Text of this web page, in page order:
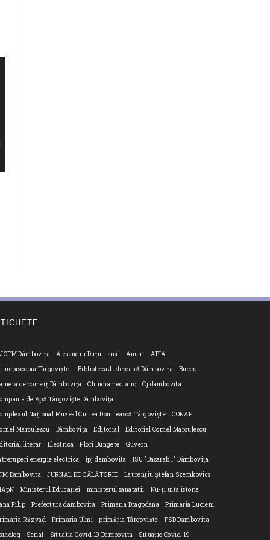
Dâmbovița Alesandru Duțu anaf Anunt
APIA
Târgoviștei
Biblioteca Județeană Dâmbovița
Bucegi
de comerț Dâmbovița
Chindiamedia.ro
Cj dambovita
de Apă Târgoviște Dâmbovița
Național Muzeal Curtea Domnească Târgoviște
CONAF
Marculescu
Dâmbovița Editorial
Editorial Cornel Marculescu
literar
Electrica Flori Bungete
Guvern
energie electrica
ipj dambovita
ISU "Basarab I" Dâmbovița
Dambovita
JURNAL DE CĂLĂTORIE
Laurențiu Ștefan Szemkovics
Ministerul Educației ministerul sanatatii
Nu-ți uita istoria
Filip
Prefectura dambovita Primaria Dragodana
Primaria Lucieni
Răzvad
Primaria Ulmi primăria Târgoviște
PSD Dambovita
Serial Situatia Covid 19 Dambovita Situație Covid-19